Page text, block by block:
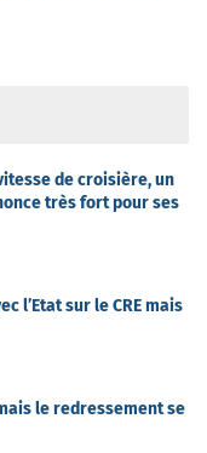
de croisière, un
très fort pour ses
l’Etat sur le CRE mais
le redressement se